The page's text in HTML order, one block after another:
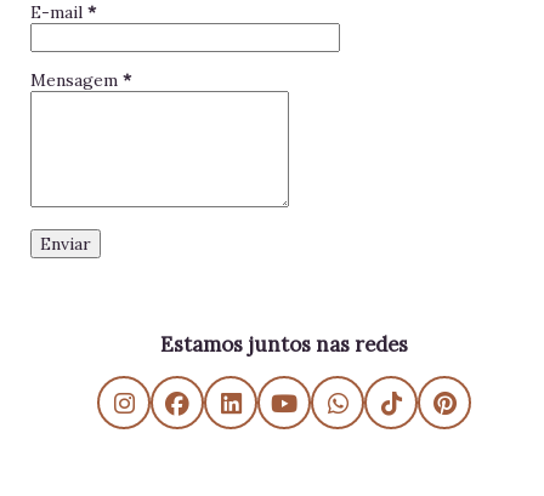
E-mail *
Mensagem *
Estamos juntos nas redes